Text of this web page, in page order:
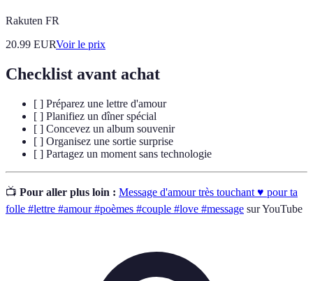
Rakuten FR
20.99 EURVoir le prix
Checklist avant achat
[ ] Préparez une lettre d'amour
[ ] Planifiez un dîner spécial
[ ] Concevez un album souvenir
[ ] Organisez une sortie surprise
[ ] Partagez un moment sans technologie
📺 Pour aller plus loin : Message d'amour très touchant ♥️ pour ta
folle #lettre #amour #poèmes #couple #love #message sur YouTube